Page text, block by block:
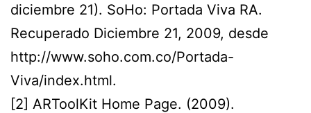
diciembre 21). SoHo: Portada Viva RA.
Recuperado Diciembre 21, 2009, desde
http://www.soho.com.co/Portada-
Viva/index.html.
[2] ARToolKit Home Page. (2009).